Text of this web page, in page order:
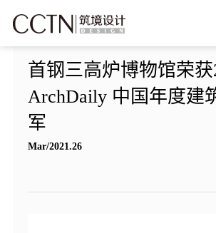
首钢三高炉博物馆荣获
ArchDaily 中国年度建
军
Mar/2021.26